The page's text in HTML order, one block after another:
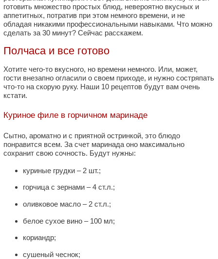
готовить множество простых блюд, невероятно вкусных и
аппетитных, потратив при этом немного времени, и не
обладая никакими профессиональными навыками. Что можно
сделать за 30 минут? Сейчас расскажем.
Полчаса и все готово
Хотите чего-то вкусного, но времени немного. Или, может,
гости внезапно огласили о своем приходе, и нужно состряпать
что-то на скорую руку. Наши 10 рецептов будут вам очень
кстати.
Куриное филе в горчичном маринаде
Сытно, ароматно и с приятной остринкой, это блюдо
понравится всем. За счет маринада оно максимально
сохранит свою сочность. Будут нужны:
куриные грудки – 2 шт.;
горчица с зернами – 4 ст.л.;
оливковое масло – 2 ст.л.;
белое сухое вино – 100 мл;
кориандр;
сушеный чеснок;